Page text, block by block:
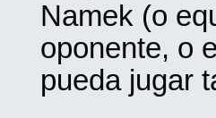
Namek (o
oponente, o
pueda jugar